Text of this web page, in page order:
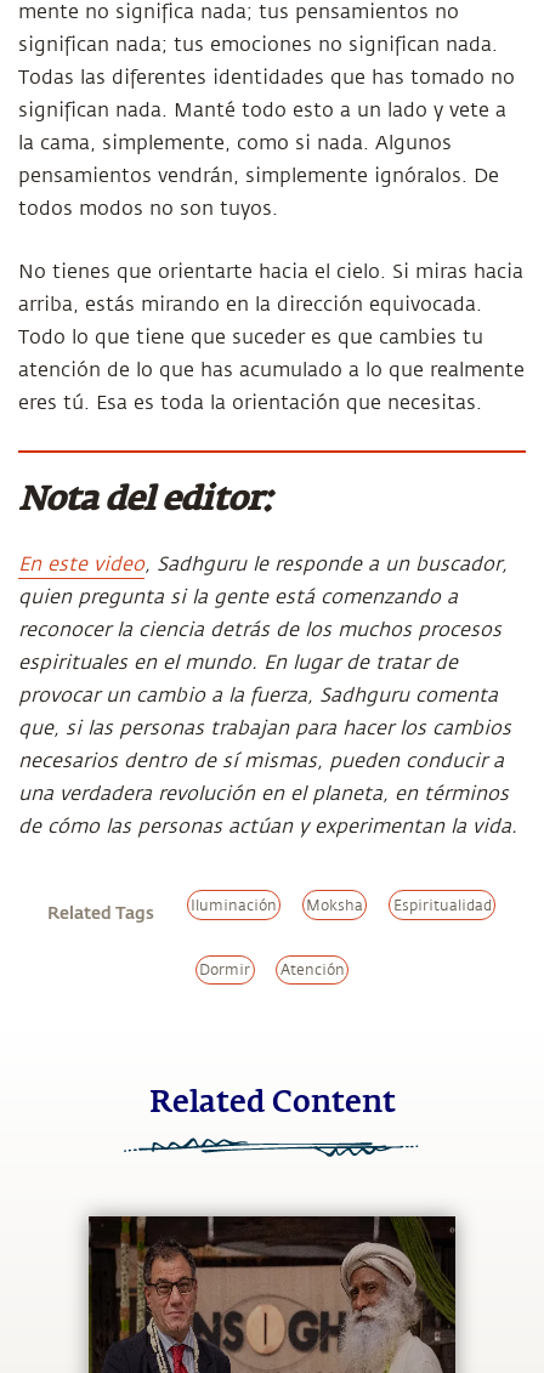
mente no significa nada; tus pensamientos no
significan nada; tus emociones no significan nada.
Todas las diferentes identidades que has tomado no
significan nada. Manté todo esto a un lado y vete a
la cama, simplemente, como si nada. Algunos
pensamientos vendrán, simplemente ignóralos. De
todos modos no son tuyos.
No tienes que orientarte hacia el cielo. Si miras hacia
arriba, estás mirando en la dirección equivocada.
Todo lo que tiene que suceder es que cambies tu
atención de lo que has acumulado a lo que realmente
eres tú. Esa es toda la orientación que necesitas.
Nota del editor:
En este video, Sadhguru le responde a un buscador,
quien pregunta si la gente está comenzando a
reconocer la ciencia detrás de los muchos procesos
espirituales en el mundo. En lugar de tratar de
provocar un cambio a la fuerza, Sadhguru comenta
que, si las personas trabajan para hacer los cambios
necesarios dentro de sí mismas, pueden conducir a
una verdadera revolución en el planeta, en términos
de cómo las personas actúan y experimentan la vida.
Related Tags Iluminación Moksha Espiritualidad
Dormir Atención
Related Content